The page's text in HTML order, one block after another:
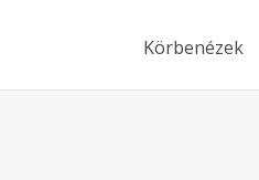
Körbenézek